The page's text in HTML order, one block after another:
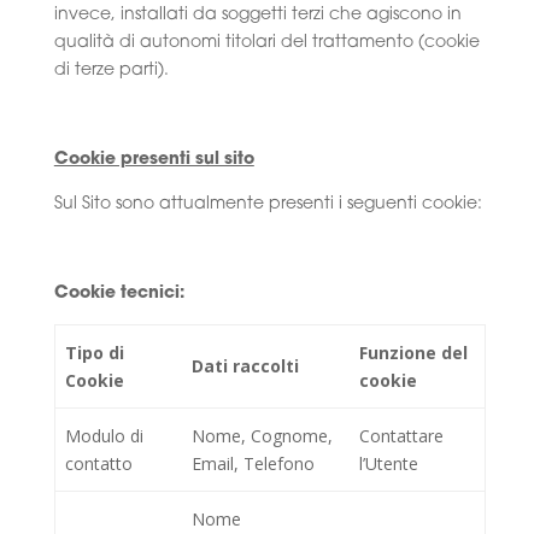
invece, installati da soggetti terzi che agiscono in
qualità di autonomi titolari del trattamento (cookie
di terze parti).
Cookie presenti sul sito
Sul Sito sono attualmente presenti i seguenti cookie:
Cookie tecnici:
Tipo di
Cookie
Dati raccolti
Funzione del
cookie
Modulo di
contatto
Nome, Cognome,
Email, Telefono
Contattare
l’Utente
Nome